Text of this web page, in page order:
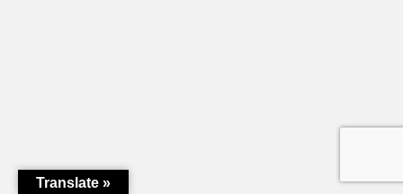
Translate »